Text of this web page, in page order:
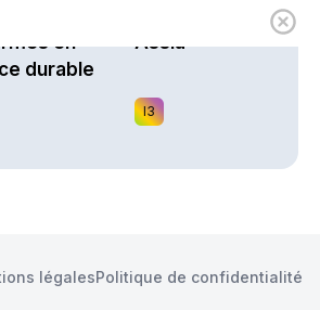
en
durable
Assia
I3
légalesPolitique de confidentialité